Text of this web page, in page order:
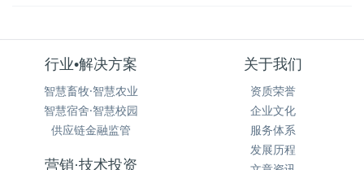
行业•解决方案
智慧畜牧·智慧农业
智慧宿舍·智慧校园
供应链金融监管
关于我们
资质荣誉
企业文化
服务体系
发展历程